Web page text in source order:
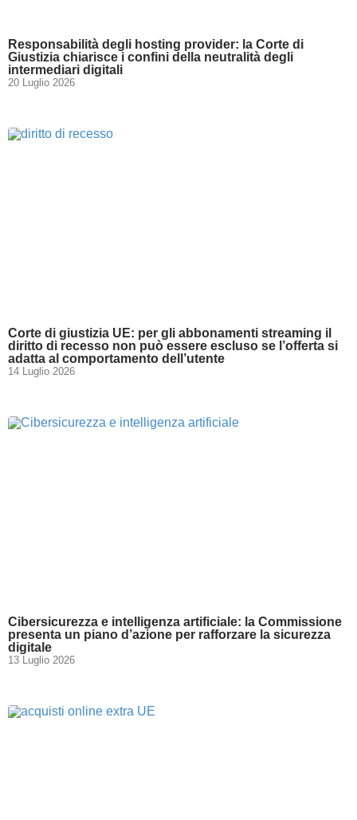
Responsabilità degli hosting provider: la Corte di
Giustizia chiarisce i confini della neutralità degli
intermediari digitali
20 Luglio 2026
Corte di giustizia UE: per gli abbonamenti streaming il
diritto di recesso non può essere escluso se l’offerta si
adatta al comportamento dell’utente
14 Luglio 2026
Cibersicurezza e intelligenza artificiale: la Commissione
presenta un piano d’azione per rafforzare la sicurezza
digitale
13 Luglio 2026